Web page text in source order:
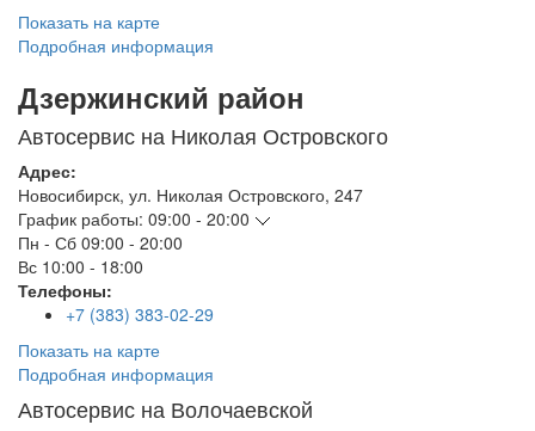
Показать на карте
Подробная информация
Дзержинский район
Автосервис на Николая Островского
Адрес:
Новосибирск, ул. Николая Островского, 247
График работы: 09:00 - 20:00
Пн - Сб 09:00 - 20:00
Вс 10:00 - 18:00
Телефоны:
+7 (383) 383-02-29
Показать на карте
Подробная информация
Автосервис на Волочаевской